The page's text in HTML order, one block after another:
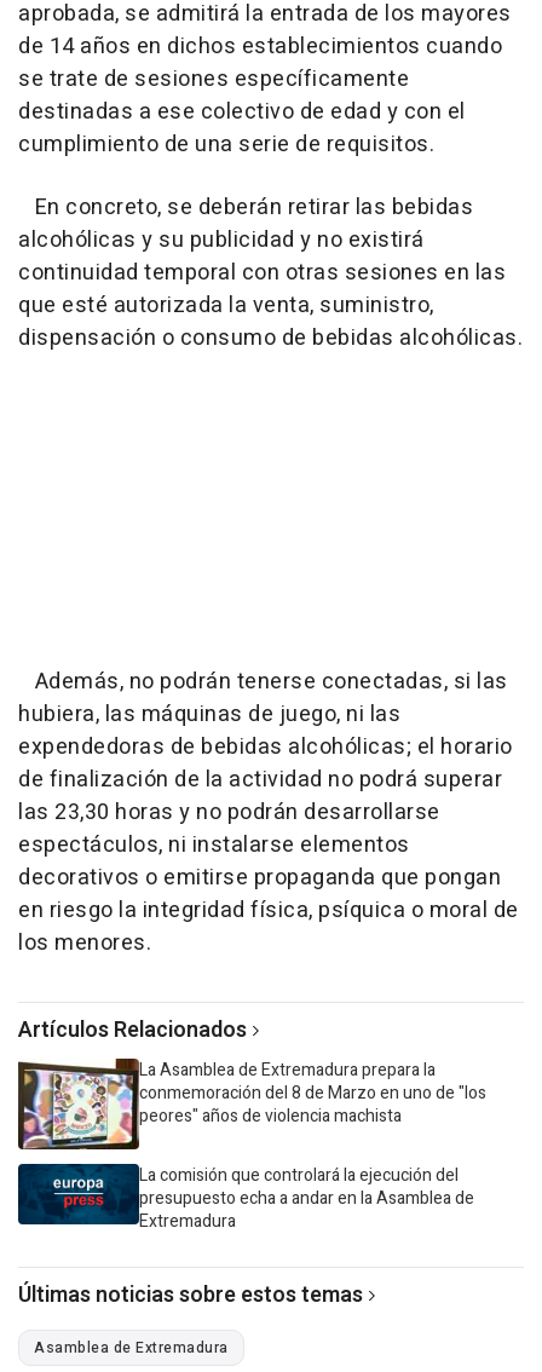
aprobada, se admitirá la entrada de los mayores
de 14 años en dichos establecimientos cuando
se trate de sesiones específicamente
destinadas a ese colectivo de edad y con el
cumplimiento de una serie de requisitos.
En concreto, se deberán retirar las bebidas
alcohólicas y su publicidad y no existirá
continuidad temporal con otras sesiones en las
que esté autorizada la venta, suministro,
dispensación o consumo de bebidas alcohólicas.
Además, no podrán tenerse conectadas, si las
hubiera, las máquinas de juego, ni las
expendedoras de bebidas alcohólicas; el horario
de finalización de la actividad no podrá superar
las 23,30 horas y no podrán desarrollarse
espectáculos, ni instalarse elementos
decorativos o emitirse propaganda que pongan
en riesgo la integridad física, psíquica o moral de
los menores.
Artículos Relacionados
La Asamblea de Extremadura prepara la
conmemoración del 8 de Marzo en uno de "los
peores" años de violencia machista
La comisión que controlará la ejecución del
presupuesto echa a andar en la Asamblea de
Extremadura
Últimas noticias sobre estos temas
Asamblea de Extremadura